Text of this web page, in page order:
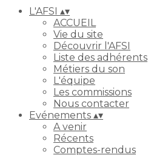
L'AFSI ▴▾
ACCUEIL
Vie du site
Découvrir l'AFSI
Liste des adhérents
Métiers du son
L'équipe
Les commissions
Nous contacter
Evénements ▴▾
A venir
Récents
Comptes-rendus